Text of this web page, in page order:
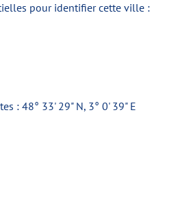
pour identifier cette ville :
: 48° 33' 29" N, 3° 0' 39" E